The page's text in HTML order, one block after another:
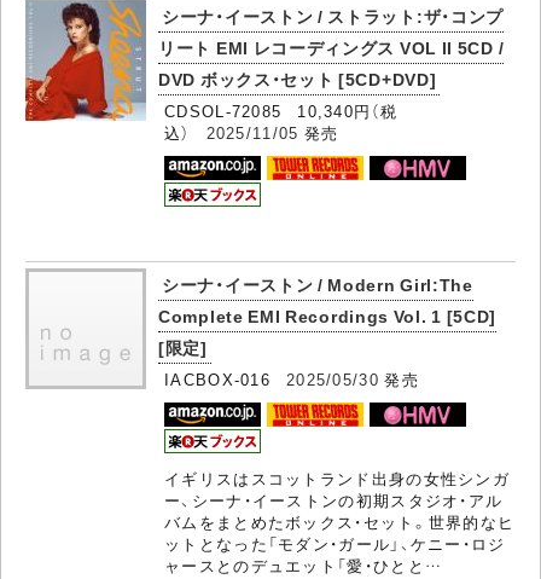
シーナ・イーストン / ストラット:ザ・コンプ
リート EMI レコーディングス VOL II 5CD /
DVD ボックス・セット [5CD+DVD]
CDSOL-72085 10,340円（税
込） 2025/11/05 発売
シーナ・イーストン / Modern Girl:The
Complete EMI Recordings Vol. 1 [5CD]
[限定]
IACBOX-016 2025/05/30 発売
イギリスはスコットランド出身の女性シンガ
ー、シーナ・イーストンの初期スタジオ・アル
バムをまとめたボックス・セット。世界的なヒ
ットとなった「モダン・ガール」、ケニー・ロジ
ャースとのデュエット「愛・ひとと…